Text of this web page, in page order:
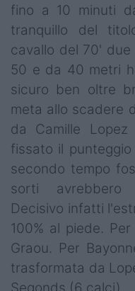
fino a 10 minuti
tranquillo del
cavallo del 70' due
50 e da 40 metri
sicuro ben oltre
meta allo scadere
da Camille
fissato il
secondo tempo
sorti avrebbero
Decisivo infatti
100% al piede.
Graou. Per
trasformata da